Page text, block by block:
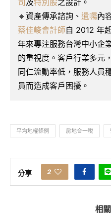
🔸資產傳承諮詢、 遺囑內
蔡佳峻會計師自 2012 年
年來專注服務台灣中小企
的重視度。客戶行業多元
同仁流動率低，服務人員
員而造成客戶困擾。
平均地權條例 房地合一稅
分享 2
相